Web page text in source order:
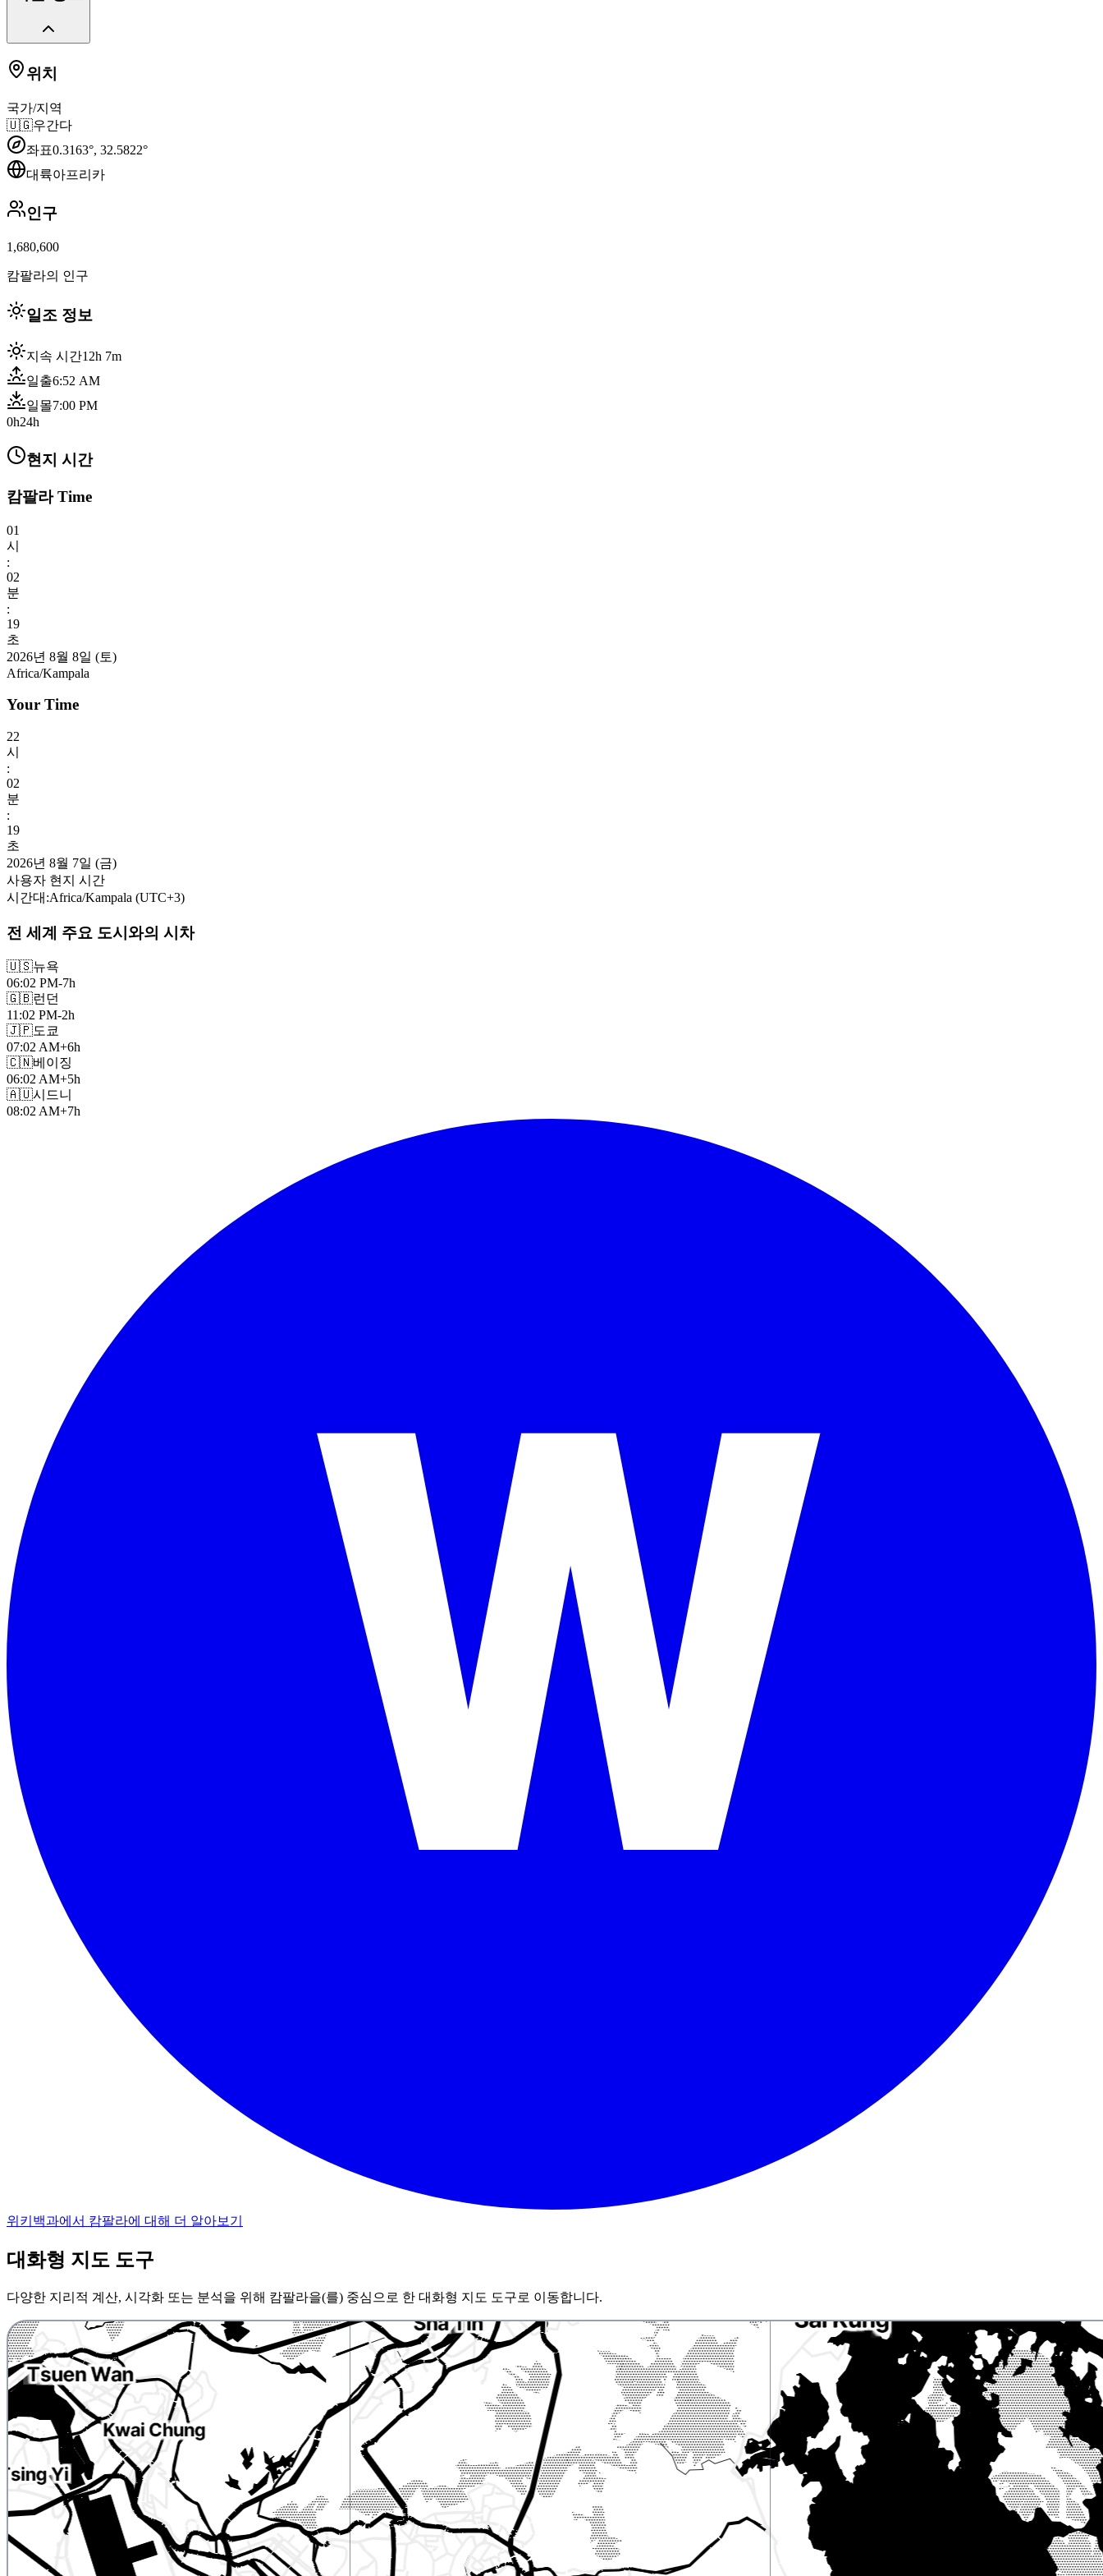
위치
국가/지역
🇺🇬우간다
좌표0.3163°, 32.5822°
대륙아프리카
인구
1,680,600
캄팔라의 인구
일조 정보
지속 시간12h 7m
일출6:52 AM
일몰7:00 PM
0h24h
현지 시간
캄팔라 Time
01
시
:
02
분
:
20
초
2026년 8월 8일 (토)
Africa/Kampala
Your Time
22
시
:
02
분
:
20
초
2026년 8월 7일 (금)
사용자 현지 시간
시간대 :Africa/Kampala (UTC+3)
전 세계 주요 도시와의 시차
🇺🇸뉴욕
06:02 PM-7h
🇬🇧런던
11:02 PM-2h
🇯🇵도쿄
07:02 AM+6h
🇨🇳베이징
06:02 AM+5h
🇦🇺시드니
08:02 AM+7h
위키백과에서 캄팔라에 대해 더 알아보기
대화형 지도 도구
다양한 지리적 계산, 시각화 또는 분석을 위해 캄팔라을(를) 중심으로 한 대화형 지도 도구로 이동합니다.